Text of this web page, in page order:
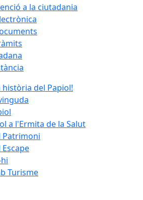
a la ciutadania
del Papiol!
a l'Ermita de la Salut
Patrimoni
Escape
Turisme